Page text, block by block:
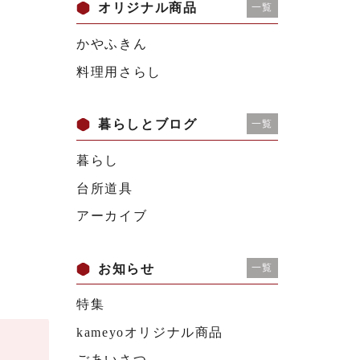
オリジナル商品 一覧
かやふきん
料理用さらし
暮らしとブログ 一覧
暮らし
台所道具
アーカイブ
お知らせ 一覧
特集
kameyoオリジナル商品